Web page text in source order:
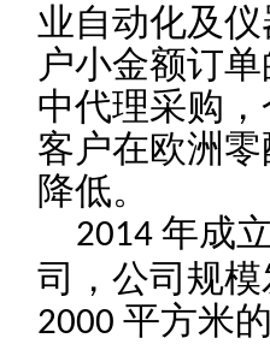
业自动化及
户小金额订
中代理采购
客户在欧洲
降低。
2014 年成
司，公司规
2000 平方米